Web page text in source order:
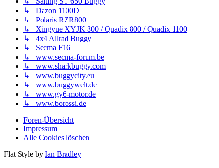
↳ Dazon 1100D
↳ Polaris RZR800
↳ Xingyue XYJK 800 / Quadix 800 / Quadix 1100
↳ 4x4 Allrad Buggy
↳ Secma F16
↳ www.secma-forum.be
↳ www.sharkbuggy.com
↳ www.buggycity.eu
↳ www.buggywelt.de
↳ www.gy6-motor.de
↳ www.borossi.de
Foren-Übersicht
Impressum
Alle Cookies löschen
Flat Style by Ian Bradley